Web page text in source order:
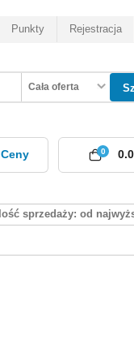
Punkty Rejestracja
Cała oferta
0
sprzedaży: od